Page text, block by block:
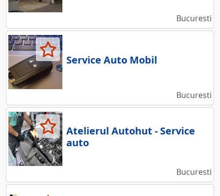
Bucuresti
Service Auto Mobil
Bucuresti
Atelierul Autohut - Service
auto
Bucuresti